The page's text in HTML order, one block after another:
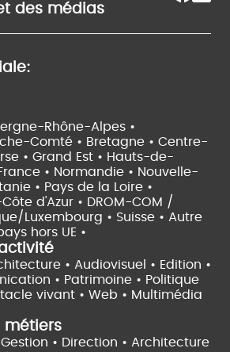
des médias
Rhône-Alpes •
Comté • Bretagne • Centre-
• Grand Est • Hauts-de-
• Normandie • Nouvelle-
• Pays de la Loire •
d'Azur • DROM-COM /
Luxembourg • Suisse • Autre
hors UE •
• Audiovisuel • Edition •
• Patrimoine • Politique
vivant • Web • Multimédia
métiers
• Direction • Architecture